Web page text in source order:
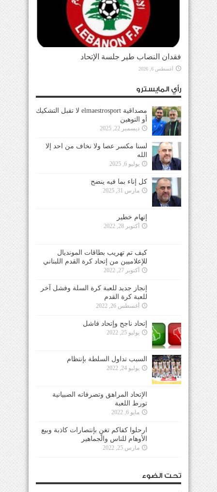
فقدان النصاب طير جلسة الإتحاد
أغسطس 6, 2026
رأي المايسترو
مصداقية elmaestrosport لا تقبل التشكيك
أو التوهين
ديسمبر 22, 2025
لسنا مكسر عصا ولا نخاف من احد إلا
الله
يوليو 6, 2025
كل إناء بما فيه ينضح
مارس 31, 2025
إتهام خطير
أكتوبر 28, 2022
كيف تم تهريب بطاقات المونديال
للإعلاميين من إتحاد كرة القدم اللبناني
أكتوبر 27, 2022
إنجاز جديد للعبة كرة السلة وفشل آخر
للعبة كرة القدم
أغسطس 26, 2022
إتحاد ناجح وإتحاد فاشل
يوليو 25, 2022
السبب تداول السلطة بإنتظام
يوليو 24, 2022
الإتحاد المراهق وتصرفاته الصبيانية
تورط اللعبة
مايو 6, 2022
ارحلوا كفاكم تغنٍ بإنتصارات كاذبة وبيع
الأوهام للناس والجماهير
مارس 25, 2022
تحت الضوء